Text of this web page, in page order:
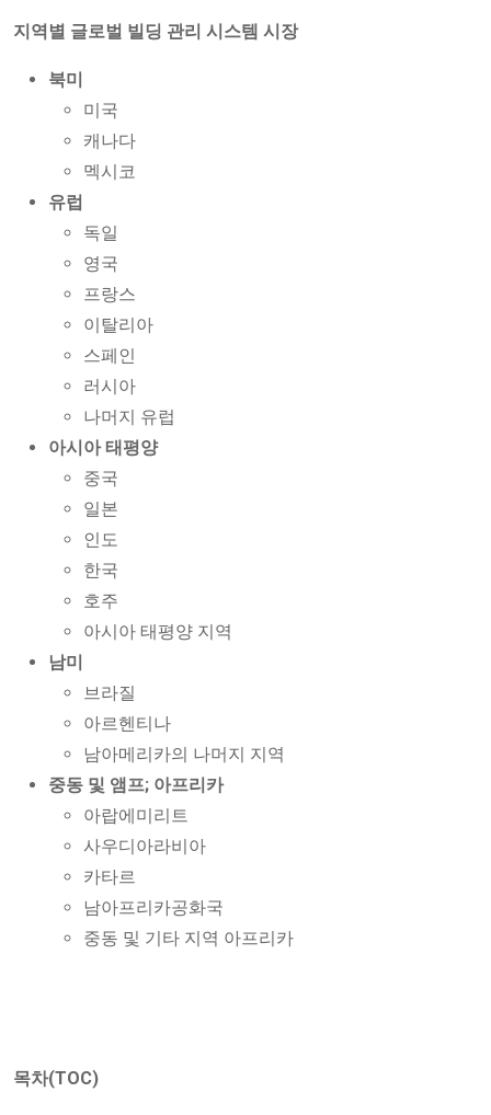
지역별 글로벌 빌딩 관리 시스템 시장
북미
미국
캐나다
멕시코
유럽
독일
영국
프랑스
이탈리아
스페인
러시아
나머지 유럽
아시아 태평양
중국
일본
인도
한국
호주
아시아 태평양 지역
남미
브라질
아르헨티나
남아메리카의 나머지 지역
중동 및 앰프; 아프리카
아랍에미리트
사우디아라비아
카타르
남아프리카공화국
중동 및 기타 지역 아프리카
목차(TOC)